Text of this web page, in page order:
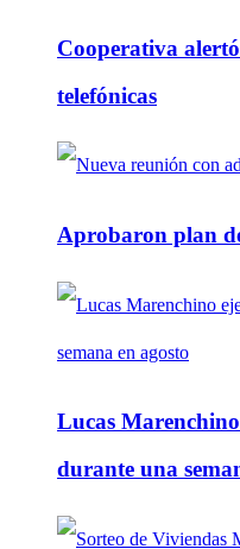
Cooperativa
telefónicas
Aprobaron plan
Lucas
durante una